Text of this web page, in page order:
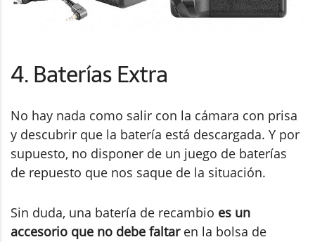
4. Baterías Extra
No hay nada como salir con la cámara con prisa
y descubrir que la batería está descargada. Y por
supuesto, no disponer de un juego de baterías
de repuesto que nos saque de la situación.
Sin duda, una batería de recambio es un
accesorio que no debe faltaren la bolsa de